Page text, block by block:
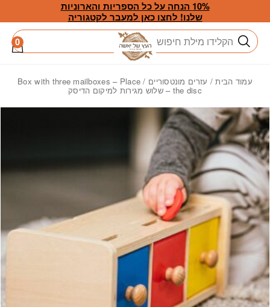
Skip to Content
10% הנחה על כל הספריות והארוניות
שלנו! לחצו כאן למעבר לקטגוריה
חיפוש 0
עמוד הבית/ עזרים מונטסוריים / Box with three mailboxes – Place
the disc – שלוש מגירות למיקום הדיסק